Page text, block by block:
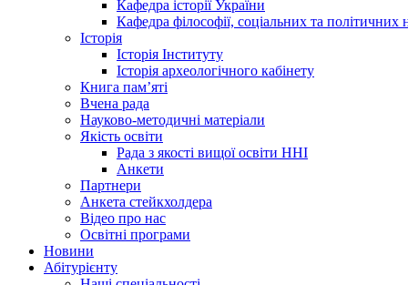
Кафедра історії України
Кафедра філософії, соціальних та політичних
Історія
Історія Інституту
Історія археологічного кабінету
Книга памʼяті
Вчена рада
Науково-методичні матеріали
Якість освіти
Рада з якості вищої освіти ННІ
Анкети
Партнери
Анкета стейкхолдера
Відео про нас
Освітні програми
Hовини
Абітурієнту